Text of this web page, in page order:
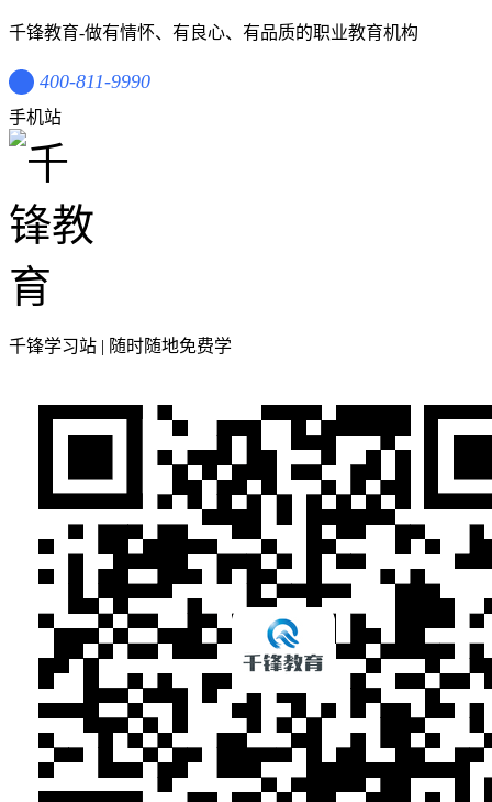
千锋教育-做有情怀、有良心、有品质的职业教育机构
400-811-9990
手机站
千锋学习站 | 随时随地免费学